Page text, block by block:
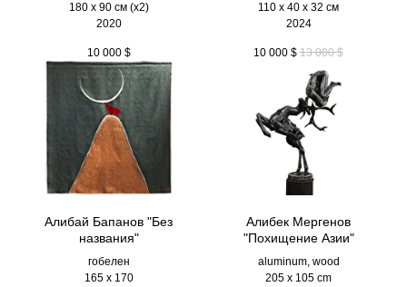
180 x 90 см (х2)
2020
10 000 $
110 х 40 х 32 см
2024
10 000 $ 13 000 $
Алибай Бапанов "Без
названия"
гобелен
165 x 170
Алибек Мергенов
"Похищение Азии"
aluminum, wood
205 х 105 cm